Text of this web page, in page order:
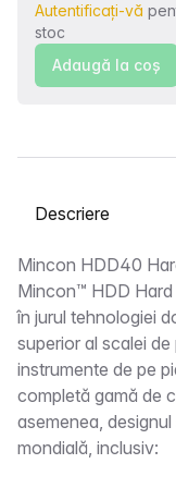
Autentificați-vă
stoc
Adaugă la coş
Selectați o filă
Descriere
Mincon HDD40
Mincon™ HDD
în jurul tehnologiei
superior al scalei
instrumente de pe
completă gamă de
asemenea,
mondială, inclusiv: